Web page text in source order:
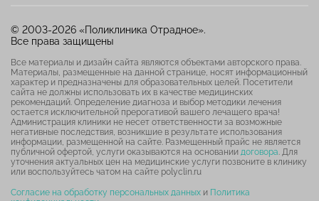
© 2003-2026 «Поликлиника Отрадное».
Все права защищены
Все материалы и дизайн сайта являются объектами авторского права.
Материалы, размещенные на данной странице, носят информационный
характер и предназначены для образовательных целей. Посетители
сайта не должны использовать их в качестве медицинских
рекомендаций. Определение диагноза и выбор методики лечения
остается исключительной прерогативой вашего лечащего врача!
Администрация клиники не несет ответственности за возможные
негативные последствия, возникшие в результате использования
информации, размещенной на сайте. Размещенный прайс не является
публичной офертой, услуги оказываются на основании договора . Для
уточнения актуальных цен на медицинские услуги позвоните в клинику
или воспользуйтесь чатом на сайте polyclin.ru
Согласие на обработку персональных данных и Политика